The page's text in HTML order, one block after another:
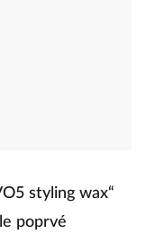
styling wax“
poprvé